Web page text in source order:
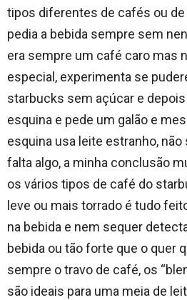
tipos diferentes de cafés ou
pedia a bebida sempre sem
era sempre um café caro mas
especial, experimenta se
starbucks sem açúcar e
esquina e pede um galão e
esquina usa leite estranho,
falta algo, a minha conclusão
os vários tipos de café do
leve ou mais torrado é tudo
na bebida e nem sequer
bebida ou tão forte que o quer
sempre o travo de café, os
são ideais para uma meia de